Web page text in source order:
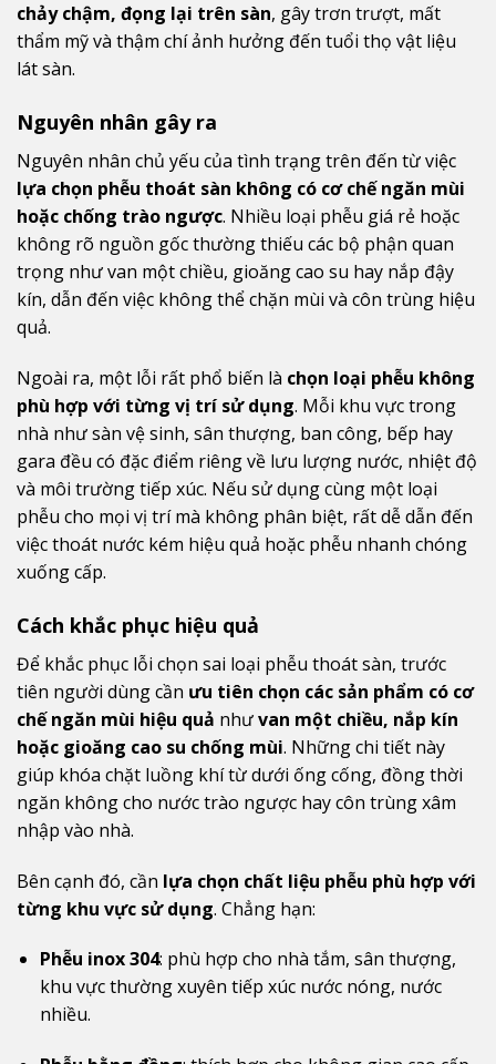
chảy chậm, đọng lại trên sàn, gây trơn trượt, mất
thẩm mỹ và thậm chí ảnh hưởng đến tuổi thọ vật liệu
lát sàn.
Nguyên nhân gây ra
Nguyên nhân chủ yếu của tình trạng trên đến từ việc
lựa chọn phễu thoát sàn không có cơ chế ngăn mùi
hoặc chống trào ngược. Nhiều loại phễu giá rẻ hoặc
không rõ nguồn gốc thường thiếu các bộ phận quan
trọng như van một chiều, gioăng cao su hay nắp đậy
kín, dẫn đến việc không thể chặn mùi và côn trùng hiệu
quả.
Ngoài ra, một lỗi rất phổ biến là chọn loại phễu không
phù hợp với từng vị trí sử dụng. Mỗi khu vực trong
nhà như sàn vệ sinh, sân thượng, ban công, bếp hay
gara đều có đặc điểm riêng về lưu lượng nước, nhiệt độ
và môi trường tiếp xúc. Nếu sử dụng cùng một loại
phễu cho mọi vị trí mà không phân biệt, rất dễ dẫn đến
việc thoát nước kém hiệu quả hoặc phễu nhanh chóng
xuống cấp.
Cách khắc phục hiệu quả
Để khắc phục lỗi chọn sai loại phễu thoát sàn, trước
tiên người dùng cần ưu tiên chọn các sản phẩm có cơ
chế ngăn mùi hiệu quả nhưvan một chiều, nắp kín
hoặc gioăng cao su chống mùi. Những chi tiết này
giúp khóa chặt luồng khí từ dưới ống cống, đồng thời
ngăn không cho nước trào ngược hay côn trùng xâm
nhập vào nhà.
Bên cạnh đó, cần lựa chọn chất liệu phễu phù hợp với
từng khu vực sử dụng. Chẳng hạn:
Phễu inox 304: phù hợp cho nhà tắm, sân thượng,
khu vực thường xuyên tiếp xúc nước nóng, nước
nhiều.